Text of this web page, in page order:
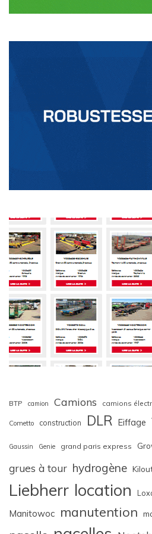
BTP camion Camions camions
Cometto construction DLR Eiffage
Gaussin Genie grand paris express
grues à tour hydrogène
Liebherr location
Manitowoc manutention